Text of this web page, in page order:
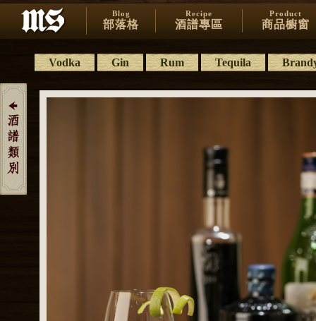
Blog
部落格
Recipe
酒譜專區
Product
商品櫥窗
Vodka Gin Rum Tequila